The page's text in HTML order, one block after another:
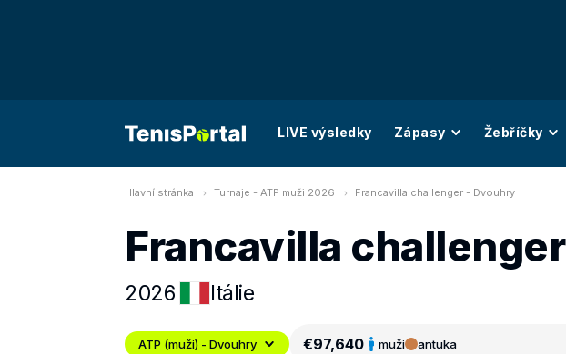
LIVE výsledky Zápasy Žebříčky
Hlavní stránka Turnaje - ATP muži 2026 Francavilla challenger - Dvouhry
Francavilla challenger
2026 Itálie
ATP (muži) - Dvouhry €97,640 muži antuka